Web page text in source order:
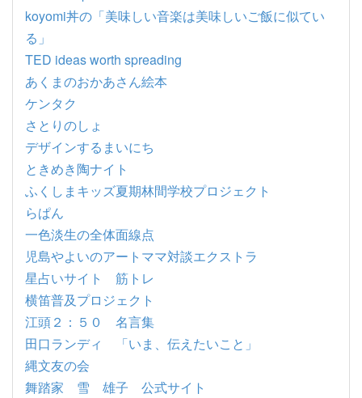
koyomi丼の「美味しい音楽は美味しいご飯に似てい
る」
TED ideas worth spreading
あくまのおかあさん絵本
ケンタク
さとりのしょ
デザインするまいにち
ときめき陶ナイト
ふくしまキッズ夏期林間学校プロジェクト
らぱん
一色淡生の全体面線点
児島やよいのアートママ対談エクストラ
星占いサイト 筋トレ
横笛普及プロジェクト
江頭２：５０ 名言集
田口ランディ 「いま、伝えたいこと」
縄文友の会
舞踏家 雪 雄子 公式サイト